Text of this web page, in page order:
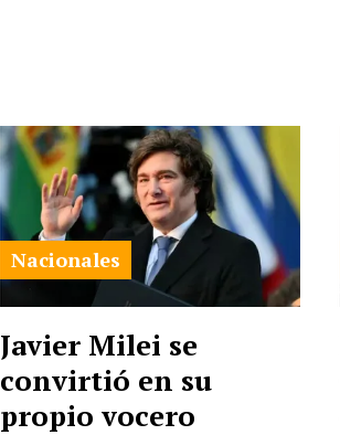
Javier Milei se
convirtió en su
propio vocero
Nacionales